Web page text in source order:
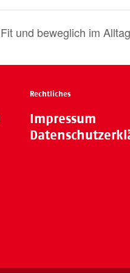
Fit und beweglich im Alltag
Rechtliches
Impressum